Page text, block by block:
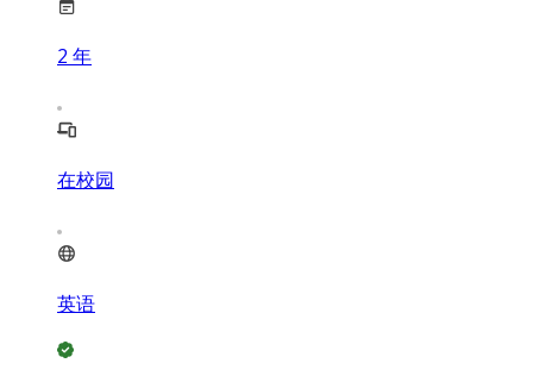
2 年
在校园
英语